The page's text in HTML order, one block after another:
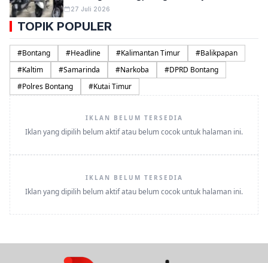
27 Juli 2026
TOPIK POPULER
#Bontang #Headline #Kalimantan Timur #Balikpapan
#Kaltim #Samarinda #Narkoba #DPRD Bontang
#Polres Bontang #Kutai Timur
IKLAN BELUM TERSEDIA
Iklan yang dipilih belum aktif atau belum cocok untuk halaman ini.
IKLAN BELUM TERSEDIA
Iklan yang dipilih belum aktif atau belum cocok untuk halaman ini.